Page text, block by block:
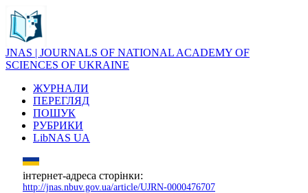
JNAS | JOURNALS OF NATIONAL ACADEMY OF
SCIENCES OF UKRAINE
ЖУРНАЛИ
ПЕРЕГЛЯД
ПОШУК
РУБРИКИ
LibNAS UA
інтернет-адреса сторінки:
http://jnas.nbuv.gov.ua/article/UJRN-0000476707